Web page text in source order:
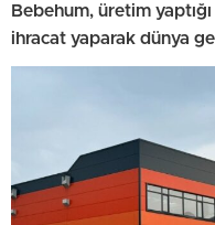
Bebehum, üretim
ihracat yaparak dünya